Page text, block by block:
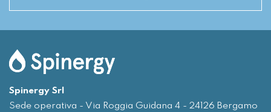
Spinergy Srl
Sede operativa - Via Roggia Guidana 4 - 24126 Bergamo